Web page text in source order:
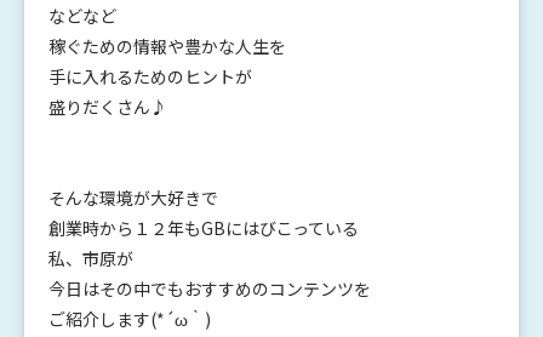
などなど
稼ぐための情報や豊かな人生を
手に入れるためのヒントが
盛りだくさん♪
そんな環境が大好きで
創業時から１２年もGBにはびこっている
私、市原が
今日はその中でもおすすめのコンテンツを
ご紹介します(*´ω｀)